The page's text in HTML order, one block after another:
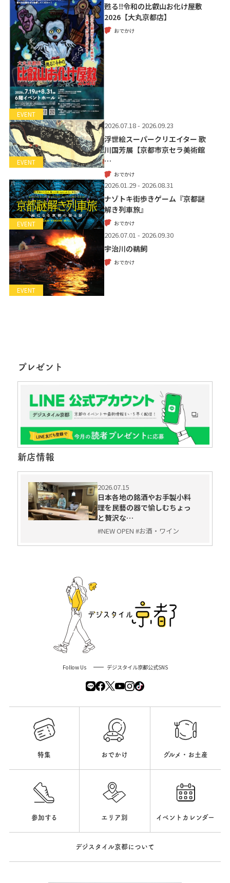
EVENT
甦る‼令和の比叡山お化け屋敷
2026【大丸京都店】
おでかけ
EVENT
2026.07.18 - 2026.09.23
浮世絵スーパークリエイター 歌
川国芳展【京都市京セラ美術館
…
おでかけ
EVENT
2026.01.29 - 2026.08.31
ナゾトキ街歩きゲーム『京都謎
解き列車旅』
おでかけ
EVENT
2026.07.01 - 2026.09.30
宇治川の鵜飼
おでかけ
プレゼント
新店情報
2026.07.15
日本各地の銘酒やお手製小料
理を民藝の器で愉しむちょっ
と贅沢な…
#NEW OPEN #お酒・ワイン
Follow Us デジスタイル京都公式SNS
特集 おでかけ グルメ・お土産
参加する エリア別 イベントカレンダー
デジスタイル京都について